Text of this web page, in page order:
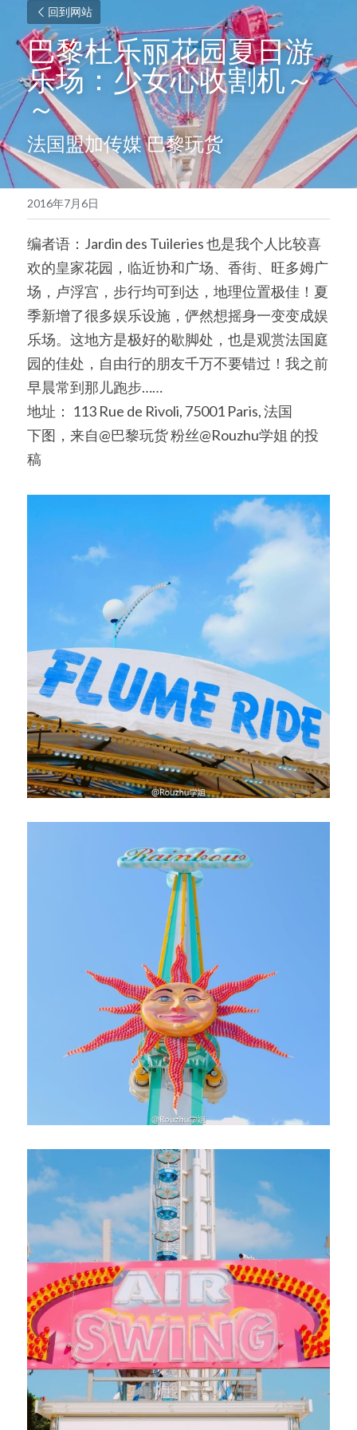
回到网站
巴黎杜乐丽花园夏日游
乐场：少女心收割机～
～
法国盟加传媒 巴黎玩货
2016年7月6日
编者语：Jardin des Tuileries 也是我个人比较喜
欢的皇家花园，临近协和广场、香街、旺多姆广
场，卢浮宫，步行均可到达，地理位置极佳！夏
季新增了很多娱乐设施，俨然想摇身一变变成娱
乐场。这地方是极好的歇脚处，也是观赏法国庭
园的佳处，自由行的朋友千万不要错过！我之前
早晨常到那儿跑步……
地址： 113 Rue de Rivoli, 75001 Paris, 法国
下图，来自@巴黎玩货 粉丝@Rouzhu学姐 的投
稿